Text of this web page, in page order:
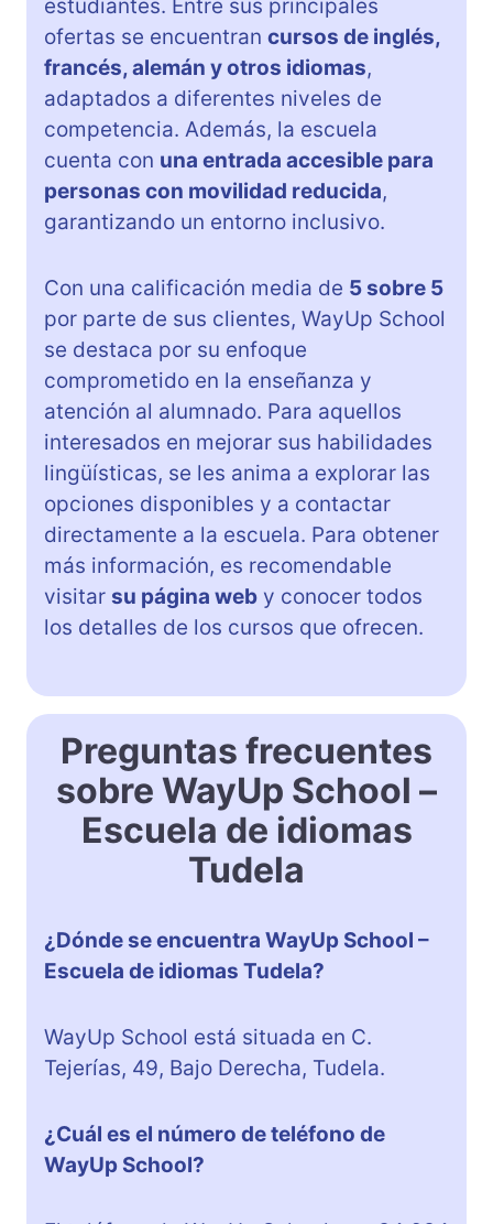
estudiantes. Entre sus principales
ofertas se encuentran cursos de inglés,
francés, alemán y otros idiomas,
adaptados a diferentes niveles de
competencia. Además, la escuela
cuenta con una entrada accesible para
personas con movilidad reducida,
garantizando un entorno inclusivo.
Con una calificación media de 5 sobre 5
por parte de sus clientes, WayUp School
se destaca por su enfoque
comprometido en la enseñanza y
atención al alumnado. Para aquellos
interesados en mejorar sus habilidades
lingüísticas, se les anima a explorar las
opciones disponibles y a contactar
directamente a la escuela. Para obtener
más información, es recomendable
visitar su página web y conocer todos
los detalles de los cursos que ofrecen.
Preguntas frecuentes
sobre WayUp School –
Escuela de idiomas
Tudela
¿Dónde se encuentra WayUp School –
Escuela de idiomas Tudela?
WayUp School está situada en C.
Tejerías, 49, Bajo Derecha, Tudela.
¿Cuál es el número de teléfono de
WayUp School?